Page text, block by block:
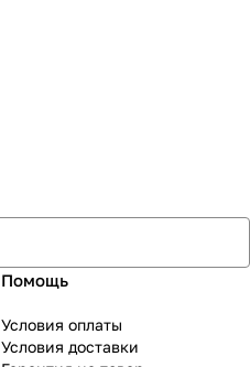
Помощь
Условия оплаты
Условия доставки